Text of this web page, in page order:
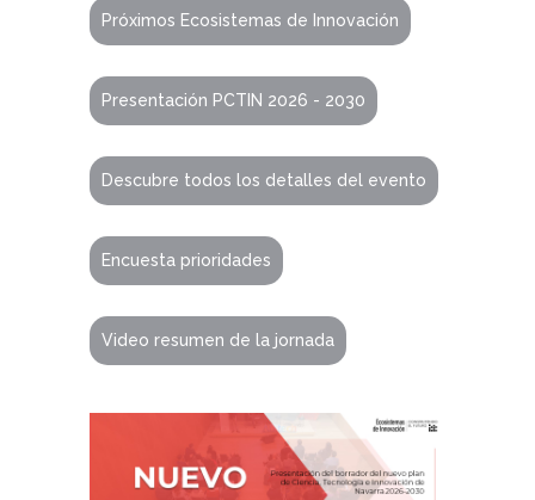
Próximos Ecosistemas de Innovación
Presentación PCTIN 2026 - 2030
Descubre todos los detalles del evento
Encuesta prioridades
Video resumen de la jornada